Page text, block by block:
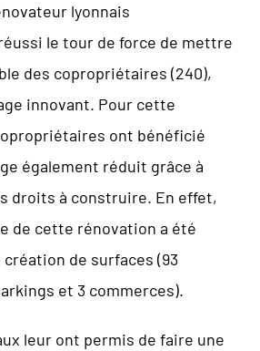
lyonnais
réussi le tour de force de mettre
des copropriétaires (240),
innovant. Pour cette
ont bénéficié
également réduit grâce à
droits à construire. En effet,
de cette rénovation a été
de surfaces (93
et 3 commerces).
leur ont permis de faire une